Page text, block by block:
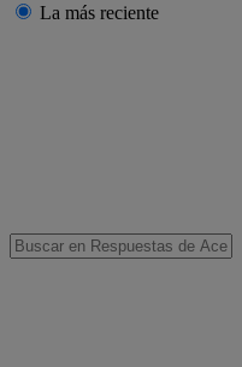
La más reciente